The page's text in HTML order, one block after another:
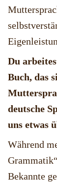
Du
Buch, das
deutsche
uns etwas
Während
Bekannte